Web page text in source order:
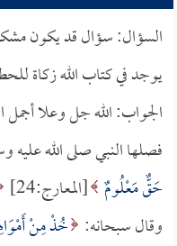
السؤال: سؤال قد يكون
يوجد في كتاب الله زكاة
الجواب: الله جل وعلا أجمل
فصلها النبي صلى الله
حَقٌّ مَعْلُومٌ [المعارج:24]
وقال سبحانه: خُذْ مِنْ